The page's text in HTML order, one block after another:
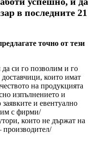
в последните 21
точно от тези
си го позволим и го
които имат
на продукцията
изпълнението и
заявките и евентуално
с фирми/
които не държат на
производител/